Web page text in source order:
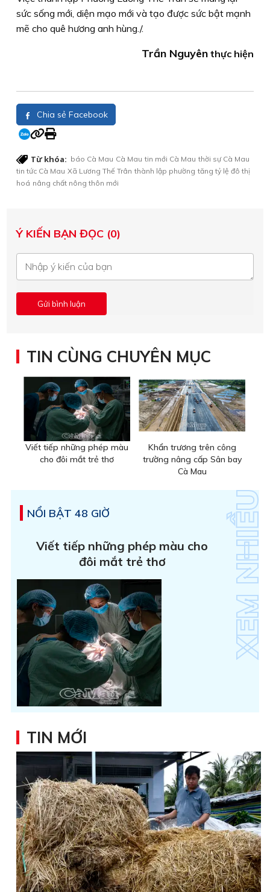
sức sống mới, diện mạo mới và tạo được sức bật mạnh
mẽ cho quê hương anh hùng./.
Trần Nguyên thực hiện
Chia sẻ Facebook
Từ khóa: báo Cà Mau Cà Mau tin mới Cà Mau thời sự Cà Mau
tin tức Cà Mau Xã Lương Thế Trân thành lập phường tăng tỷ lệ đô thị
hoá nâng chất nông thôn mới
Ý KIẾN BẠN ĐỌC (0)
TIN CÙNG CHUYÊN MỤC
Viết tiếp những phép màu
cho đôi mắt trẻ thơ
Khẩn trương trên công
trường nâng cấp Sân bay
Cà Mau
NỔI BẬT 48 GIỜ
Viết tiếp những phép màu cho
đôi mắt trẻ thơ
TIN MỚI